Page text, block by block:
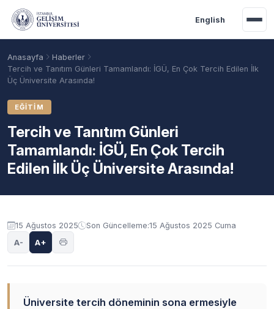
Ana içeriğe geç
English
Anasayfa
Haberler
Tercih ve Tanıtım Günleri Tamamlandı: İGÜ, En Çok Tercih Edilen İlk
Üç Üniversite Arasında!
EĞITIM
Tercih ve Tanıtım Günleri
Tamamlandı: İGÜ, En Çok Tercih
Edilen İlk Üç Üniversite Arasında!
15 Ağustos 2025 Son Güncelleme:15 Ağustos 2025 Cuma
A- A+
Üniversite tercih döneminin sona ermesiyle